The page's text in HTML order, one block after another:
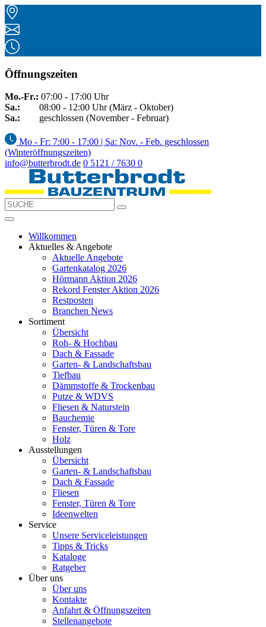
Öffnungszeiten
Mo.-Fr.: 07:00 - 17:00 Uhr
Sa.: 08:00 - 12:00 Uhr (März - Oktober)
Sa.: geschlossen (November - Februar)
Mo - Fr: 7:00 - 17:00 | Sa: Nov. - Feb. geschlossen
(Winteröffnungszeiten)
info@butterbrodt.de 0 5121 / 7630 0
Willkommen
Aktuelles & Angebote
Aktuelle Angebote
Gartenkatalog 2026
Hörmann Aktion 2026
Rekord Fenster Aktion 2026
Restposten
Branchen News
Sortiment
Übersicht
Roh- & Hochbau
Dach & Fassade
Garten- & Landschaftsbau
Tiefbau
Dämmstoffe & Trockenbau
Putze & WDVS
Fliesen & Naturstein
Bauchemie
Fenster, Türen & Tore
Holz
Ausstellungen
Übersicht
Garten- & Landschaftsbau
Dach & Fassade
Fliesen
Fenster, Türen & Tore
Ideenwelten
Service
Unsere Serviceleistungen
Tipps & Tricks
Kataloge
Ratgeber
Über uns
Über uns
Kontakte
Anfahrt & Öffnungszeiten
Stellenangebote